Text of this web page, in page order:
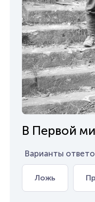
В Первой
Варианты
Ложь